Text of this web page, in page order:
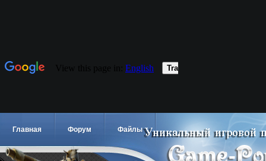
Главная Форум Файлы